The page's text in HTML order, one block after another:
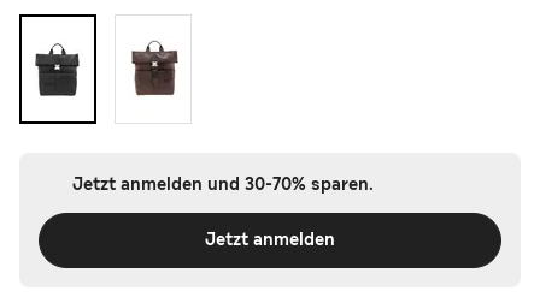
Jetzt anmelden und 30-70% sparen.
Jetzt anmelden